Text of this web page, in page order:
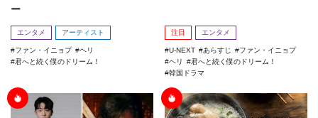
ー
エンタメ アーティスト
ファン・イニョプ
ヘリ
君へと続く僕のドリーム！
注目 エンタメ
U-NEXT あらすじ
ファン・イニョプ
ヘリ
君へと続く僕のドリーム！
韓国ドラマ